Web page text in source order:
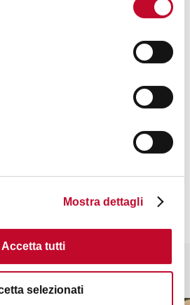
Mostra dettagli
Accetta tutti
selezionati
anche